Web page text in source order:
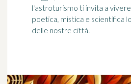
l'astroturismo ti invita a
poetica, mistica e scientifica
delle nostre città.